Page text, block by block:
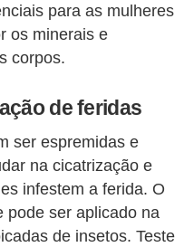
para as mulheres
os minerais e
corpos.
de feridas
ser espremidas e
na cicatrização e
infestem a ferida. O
pode ser aplicado na
de insetos. Teste